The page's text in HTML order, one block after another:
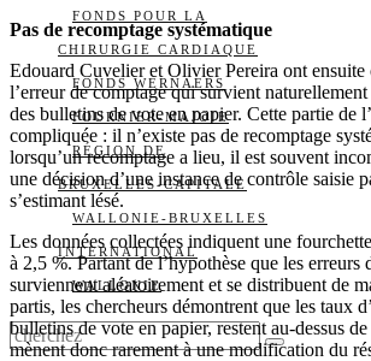
FONDS POUR LA
CHIRURGIE CARDIAQUE
FONDS WERNAERS
FOURNIER-MAJOIE
RÉGION DE
BRUXELLES-CAPITALE
WALLONIE-BRUXELLES
INTERNATIONAL
WALLONIE
Pas de recomptage systématique
Edouard Cuvelier et Olivier Pereira ont ensuite
l’erreur de comptage qui survient
des bulletins de vote en papier. Cette partie de
compliquée : il n’existe pas de recomptage
lorsqu’un recomptage a lieu, il est souvent
une décision d’une instance de contrôle saisie
s’estimant lésé.
Les données collectées indiquent une
à 2,5 %. Partant de l’hypothèse que les erreurs
surviennent aléatoirement et se distribuent de
partis, les chercheurs démontrent que les taux
bulletins de vote en papier, restent au-dessus
mènent donc rarement à une modification du